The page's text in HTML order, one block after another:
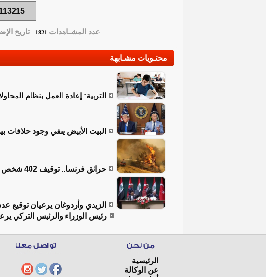
عدد المشـاهدات 1821 تاريخ
محتـويات مشـابهة
التربية: إعادة العمل بنظام
البيت الأبيض ينفي وجود
حرائق فرنسا.. توقيف 402 شخص بينهم 156 قاصرا منذ بداية موسم الحرائق
الزيدي وأردوغان يرعيان توقيع
رئيس الوزراء والرئيس التركي
الرئيسية
عن الوكالة